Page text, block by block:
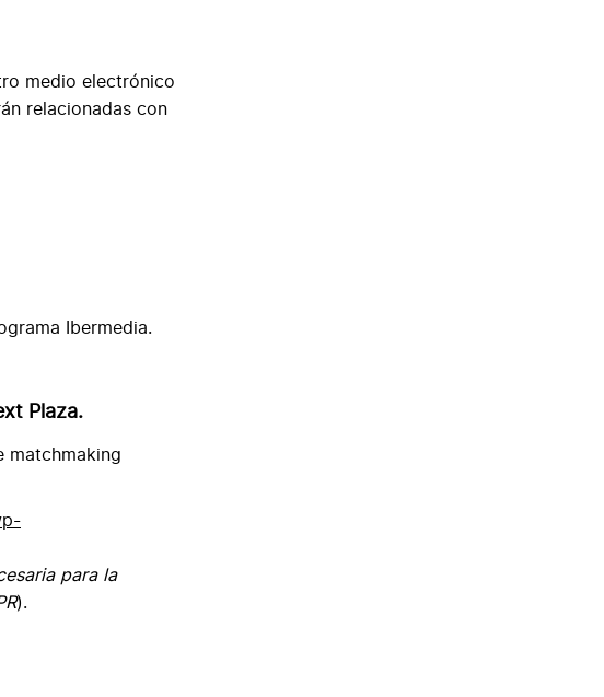
medio electrónico
relacionadas con
Ibermedia.
Plaza.
matchmaking
para la
).